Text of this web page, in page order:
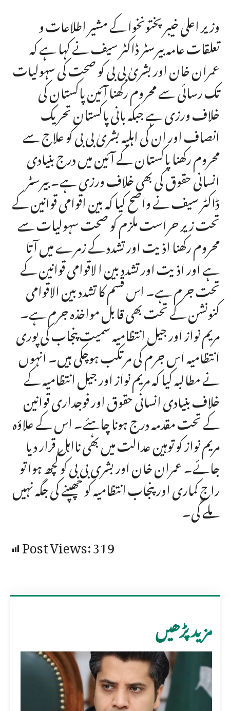
وزیر اعلیٰ خیبر پختونخوا کے مشیر اطلاعات و
تعلقات عامہ بیرسٹر ڈاکٹر سیف نے کہا ہے کہ
عمران خان اور بشریٰ بی بی کو صحت کی سہولیات
تک رسائی سے محروم رکھنا آئین پاکستان کی
خلاف ورزی ہے جبکہ بانی پاکستان تحریک
انصاف اور ان کی اہلیہ بشریٰ بی بی کو علاج سے
محروم رکھنا پاکستان کے آئین میں درج بنیادی
انسانی حقوق کی بھی خلاف ورزی ہے۔ بیرسٹر
ڈاکٹر سیف نے واضح کیا کہ بین اقوامی قوانین کے
تحت زیر حراست ملزم کو صحت سہولیات سے
محروم رکھنا اذیت اور تشدد کے زمرے میں آتا
ہے اور اذیت اور تشدد بین ا لاقوامی قوانین کے
تحت جرم ہے۔ اس قسم کا تشدد بین الاقوامی
کنونشن کے تحت بھی قابل مواخذہ جرم ہے۔
مریم نواز اور جیل انتظامیہ سمیت پنجاب کی پوری
انتظامیہ اس جرم کی مرتکب ہوچکی ہیں۔ انہوں
نے مطالبہ کیا کہ مریم نواز اور جیل انتظامیہ کے
خلاف بنیادی انسانی حقوق اور فوجداری قوانین
کے تحت مقدمہ درج ہونا چاہئے۔ اس کے علاؤہ
مریم نواز کو توہین عدالت میں بھی نااہل قرار دیا
جائے۔ عمران خان اور بشری بی بی کو کچھ ہوا تو
راج کماری اور پنجاب انتظامیہ کو چھپنے کی جگہ نہیں
ملے گی۔
Post Views:319
مزید پڑھیں